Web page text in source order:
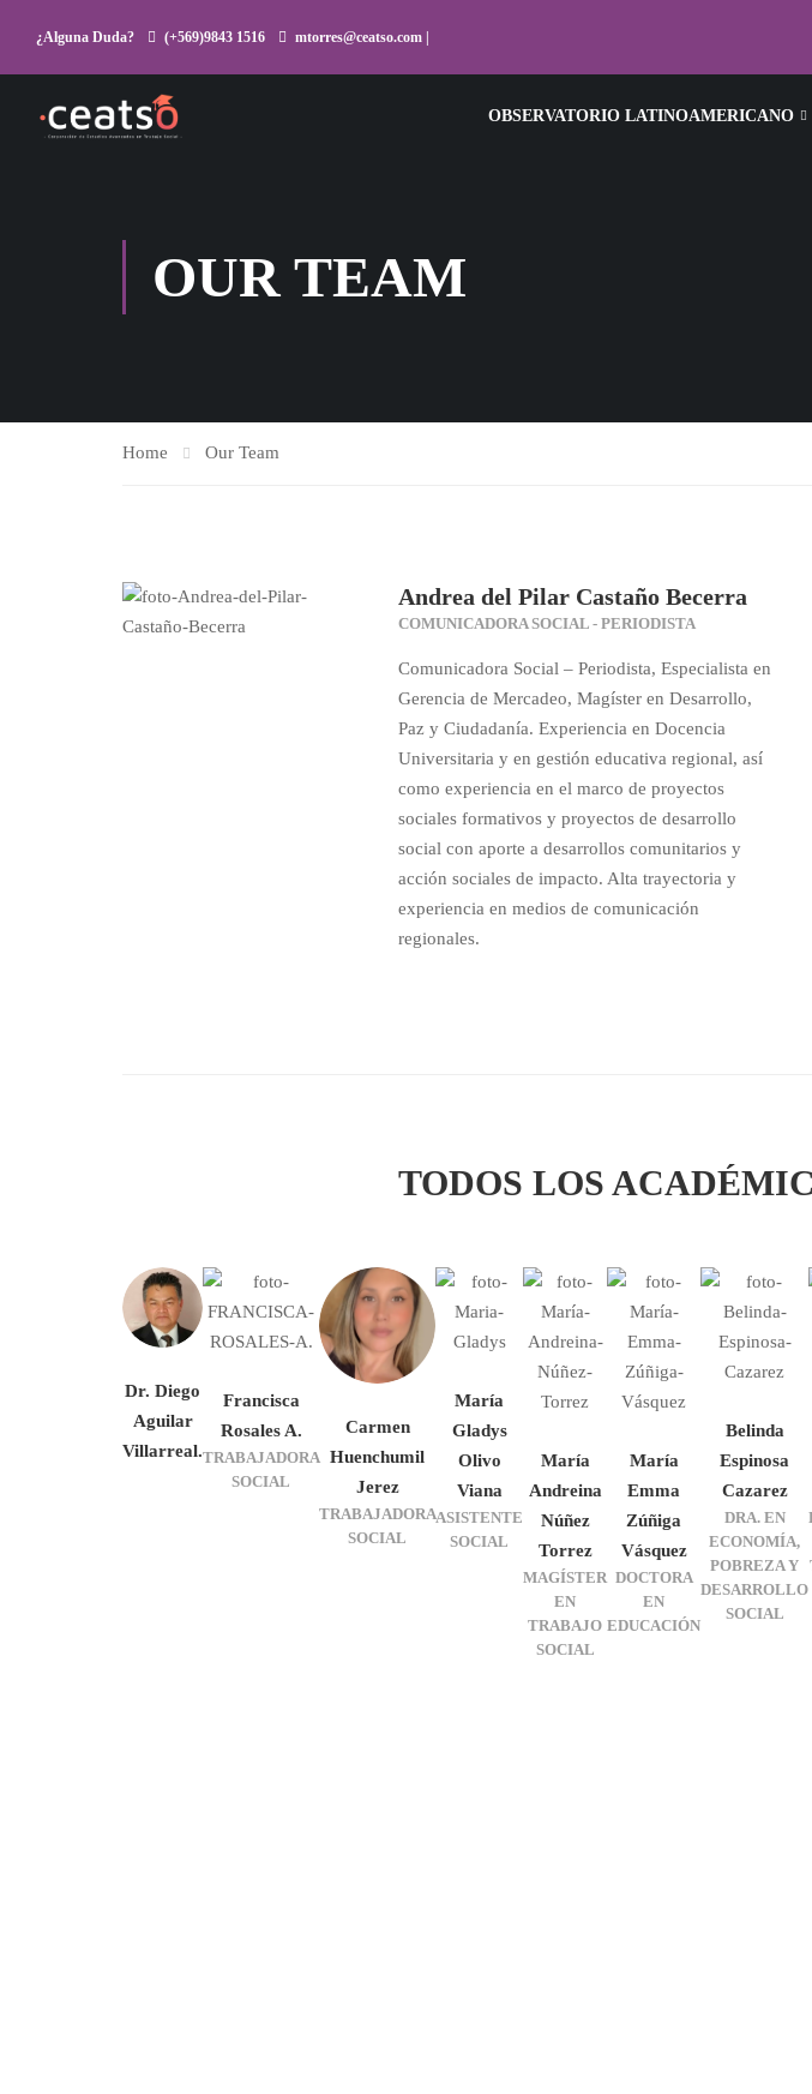
¿Alguna Duda? (+569)9843 1516 mtorres@ceatso.com |
OBSERVATORIO LATINOAMERICANO
OUR TEAM
Home Our Team
Andrea del Pilar Castaño Becerra
COMUNICADORA SOCIAL - PERIODISTA
Comunicadora Social – Periodista, Especialista en
Gerencia de Mercadeo, Magíster en Desarrollo,
Paz y Ciudadanía. Experiencia en Docencia
Universitaria y en gestión educativa regional, así
como experiencia en el marco de proyectos
sociales formativos y proyectos de desarrollo
social con aporte a desarrollos comunitarios y
acción sociales de impacto. Alta trayectoria y
experiencia en medios de comunicación
regionales.
TODOS LOS
Dr. Diego
Aguilar
Villarreal.
Francisca
Rosales A.
TRABAJADORA
SOCIAL
Carmen
Huenchumil
Jerez
TRABAJADORA
SOCIAL
María
Gladys
Olivo
Viana
ASISTENTE
SOCIAL
María
Andreina
Núñez
Torrez
MAGÍSTER
EN
TRABAJO
SOCIAL
María
Emma
Zúñiga
Vásquez
DOCTORA
EN
EDUCACIÓN
Belinda
Espinosa
Cazarez
DRA. EN
ECONOMÍA,
POBREZA Y
DESARROLLO
SOCIAL